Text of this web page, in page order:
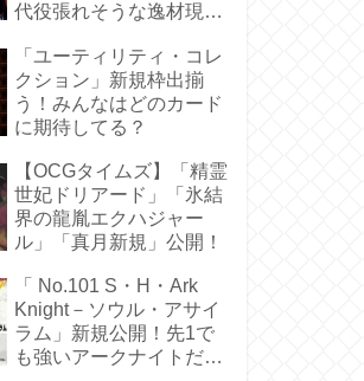
代役張れそうな逸材現
「ユーティリティ・コレ
クション」新規枠出揃
う！みんなはどのカード
に期待してる？
【OCGタイムズ】「精霊
世妃ドリアード」「氷結
界の龍胤エクハジャー
ル」「真月新規」公開！
「 No.101 S・H・Ark
Knight－ソウル・アサイ
ラム」新規公開！先1で
も強いアークナイトだ